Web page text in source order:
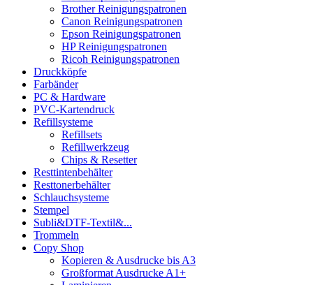
Brother Reinigungspatronen
Canon Reinigungspatronen
Epson Reinigungspatronen
HP Reinigungspatronen
Ricoh Reinigungspatronen
Druckköpfe
Farbänder
PC & Hardware
PVC-Kartendruck
Refillsysteme
Refillsets
Refillwerkzeug
Chips & Resetter
Resttintenbehälter
Resttonerbehälter
Schlauchsysteme
Stempel
Subli&DTF-Textil&...
Trommeln
Copy Shop
Kopieren & Ausdrucke bis A3
Großformat Ausdrucke A1+